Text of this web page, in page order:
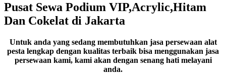
Podium
Cokelat
di
Jakarta
Pusat Sewa Podium VIP,Acrylic,Hitam
Dan Cokelat di Jakarta
Untuk anda yang sedang membutuhkan jasa persewaan alat
pesta lengkap dengan kualitas terbaik bisa menggunakan jasa
persewaan kami, kami akan dengan senang hati melayani
anda.